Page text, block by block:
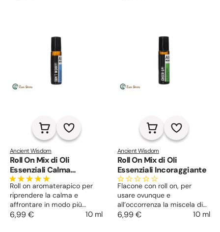
Ancient Wisdom
Roll On Mix di Oli
Essenziali Calma
Interiore
Roll on aromaterapico per
riprendere la calma e
affrontare in modo più
disteso e sereno le situazioni
6,99 € 10 ml
Ancient Wisdom
Roll On Mix di Oli
Essenziali Incoraggiante
Flacone con roll on, per
usare ovunque e
all’occorrenza la miscela di
oli essenziali selezionata per
6,99 € 10 ml